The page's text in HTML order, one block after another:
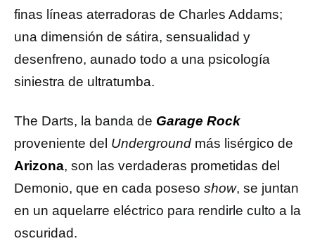
finas líneas aterradoras de Charles Addams;
una dimensión de sátira, sensualidad y
desenfreno, aunado todo a una psicología
siniestra de ultratumba.
The Darts, la banda de Garage Rock
proveniente del Underground más lisérgico de
Arizona, son las verdaderas prometidas del
Demonio, que en cada poseso show, se juntan
en un aquelarre eléctrico para rendirle culto a la
oscuridad.